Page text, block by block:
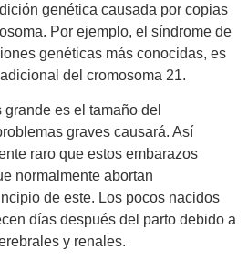
genética causada por copias
Por ejemplo, el síndrome de
genéticas más conocidas, es
del cromosoma 21.
es el tamaño del
graves causará. Así
raro que estos embarazos
normalmente abortan
de este. Los pocos nacidos
días después del parto debido a
y renales.